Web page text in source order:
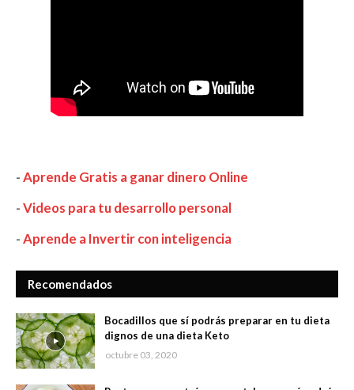
-Aprende Gratis a ganar dinero Online
-Videos para tu desarrollo personal
-Aprende a Invertir con inteligencia
Recomendados
Bocadillos que sí podrás preparar en tu dieta
dignos de una dieta Keto
octubre 03, 2020